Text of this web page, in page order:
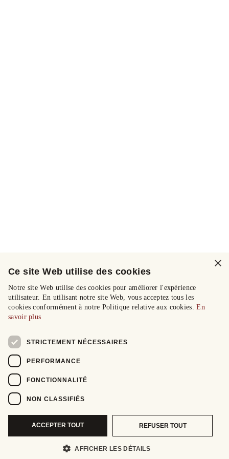
×
Ce site Web utilise des cookies
Notre site Web utilise des cookies pour améliorer l'expérience
utilisateur. En utilisant notre site Web, vous acceptez tous les
cookies conformément à notre Politique relative aux cookies.En
savoir plus
STRICTEMENT NÉCESSAIRES
PERFORMANCE
FONCTIONNALITÉ
NON CLASSIFIÉS
ACCEPTER TOUT REFUSER TOUT
AFFICHER LES DÉTAILS